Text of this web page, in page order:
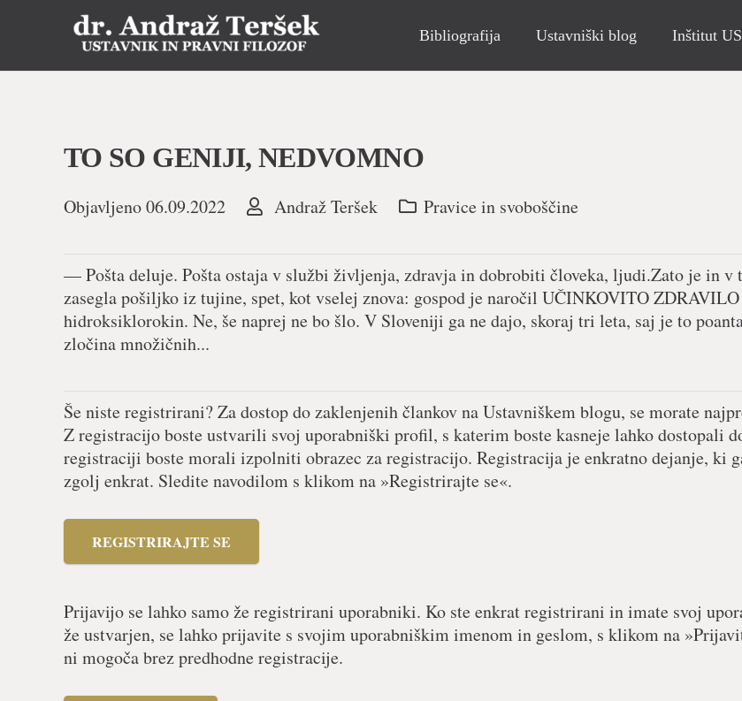
Bibliografija Ustavniški blog Inštitut
TO SO GENIJI, NEDVOMNO
Objavljeno06.09.2022 Andraž Teršek Pravice in svoboščine
— Pošta deluje. Pošta ostaja v službi življenja, zdravja in dobrobiti človeka, ljudi.Zato je in v
zasegla pošiljko iz tujine, spet, kot vselej znova: gospod je naročil UČINKOVITO ZDRAVILO
hidroksiklorokin. Ne, še naprej ne bo šlo. V Sloveniji ga ne dajo, skoraj tri leta, saj je to
zločina množičnih...
Še niste registrirani? Za dostop do zaklenjenih člankov na Ustavniškem blogu, se morate
Z registracijo boste ustvarili svoj uporabniški profil, s katerim boste kasneje lahko dostopali
registraciji boste morali izpolniti obrazec za registracijo. Registracija je enkratno dejanje, ki
zgolj enkrat. Sledite navodilom s klikom na »Registrirajte se«.
REGISTRIRAJTE SE
Prijavijo se lahko samo že registrirani uporabniki. Ko ste enkrat registrirani in imate svoj
že ustvarjen, se lahko prijavite s svojim uporabniškim imenom in geslom, s klikom na
ni mogoča brez predhodne registracije.